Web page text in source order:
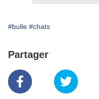
#bulle #chats
Partager